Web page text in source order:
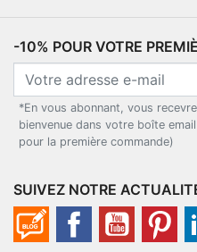
-10% POUR VOTRE
*En vous abonnant, vous
bienvenue dans votre boîte
pour la première commande)
SUIVEZ NOTRE